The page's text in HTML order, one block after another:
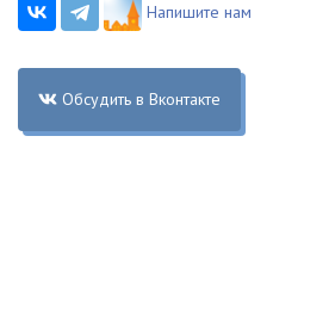
Напишите нам
Обсудить в Вконтакте